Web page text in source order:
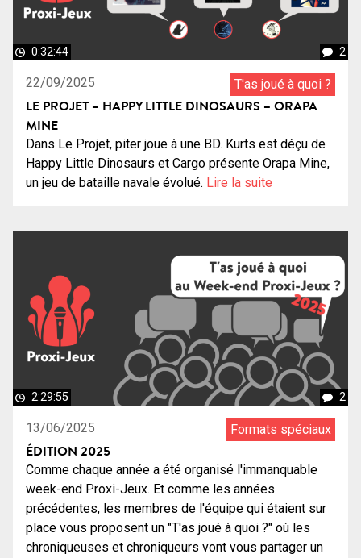
0:32:44 2
22/09/2025 T'as joué à quoi ?
LE PROJET – HAPPY LITTLE DINOSAURS – ORAPA
MINE
Dans Le Projet, piter joue à une BD. Kurts est déçu de
Happy Little Dinosaurs et Cargo présente Orapa Mine,
un jeu de bataille navale évolué. Lire la suite
2:29:55 2
13/06/2025 Formats spéciaux
ÉDITION 2025
Comme chaque année a été organisé l'immanquable
week-end Proxi-Jeux. Et comme les années
précédentes, les membres de l'équipe qui étaient sur
place vous proposent un "T'as joué à quoi ?" où les
chroniqueuses et chroniqueurs vont vous partager un